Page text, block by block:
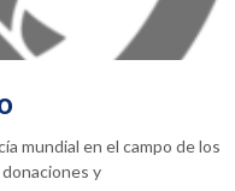
mundial en el campo de los
y